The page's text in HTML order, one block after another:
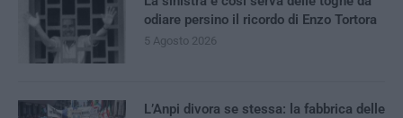
odiare persino il ricordo di Enzo Tortora
5 Agosto 2026
L’Anpi divora se stessa: la fabbrica delle